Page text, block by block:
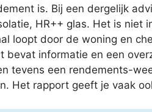
is. Bij een dergelijk
HR++ glas. Het is niet
loopt door de woning en
bevat informatie en een
tevens een rendements-
Het rapport geeft je vaak